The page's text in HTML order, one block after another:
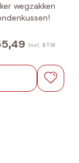
wegzakken
Incl. BTW